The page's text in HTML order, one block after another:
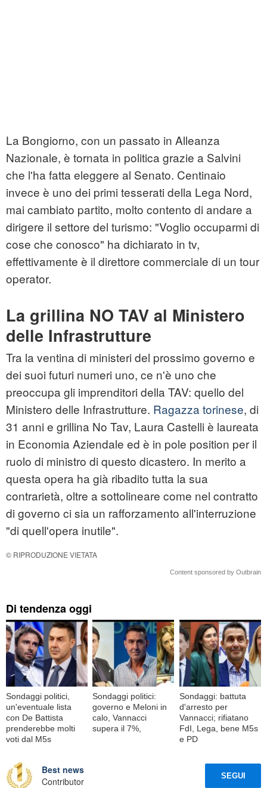
La Bongiorno, con un passato in Alleanza
Nazionale, è tornata in politica grazie a Salvini
che l'ha fatta eleggere al Senato. Centinaio
invece è uno dei primi tesserati della Lega Nord,
mai cambiato partito, molto contento di andare a
dirigere il settore del turismo: "Voglio occuparmi di
cose che conosco" ha dichiarato in tv,
effettivamente è il direttore commerciale di un tour
operator.
La grillina NO TAV al Ministero
delle Infrastrutture
Tra la ventina di ministeri del prossimo governo e
dei suoi futuri numeri uno, ce n'è uno che
preoccupa gli imprenditori della TAV: quello del
Ministero delle Infrastrutture. Ragazza torinese, di
31 anni e grillina No Tav, Laura Castelli è laureata
in Economia Aziendale ed è in pole position per il
ruolo di ministro di questo dicastero. In merito a
questa opera ha già ribadito tutta la sua
contrarietà, oltre a sottolineare come nel contratto
di governo ci sia un rafforzamento all'interruzione
"di quell'opera inutile".
© RIPRODUZIONE VIETATA
Content sponsored by Outbrain
Di tendenza oggi
Sondaggi politici,
un'eventuale lista
con De Battista
prenderebbe molti
voti dal M5s
Sondaggi politici:
governo e Meloni in
calo, Vannacci
supera il 7%,
Sondaggi: battuta
d'arresto per
Vannacci; rifiatano
FdI, Lega, bene M5s
e PD
Best news
Contributor
SEGUI